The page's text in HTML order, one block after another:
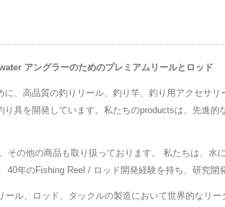
アングラーのためのプレミアムリールとロッド
、高品質の釣りリール、釣り竿、釣り用アクセサ
具を開発しています。私たちのproductsは、先進
その他の商品も取り扱っております。 私たちは、
年のFishing Reel / ロッド開発経験を持ち、研究開
ル、ロッド、タックルの製造において世界的なリ